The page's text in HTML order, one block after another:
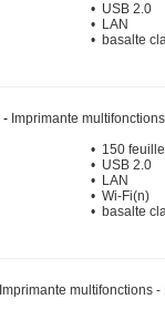
• USB 2.0
• LAN
• basalte
- Imprimante
• 150
• USB 2.0
• LAN
• Wi-Fi(n)
• basalte
Imprimante multifonctions